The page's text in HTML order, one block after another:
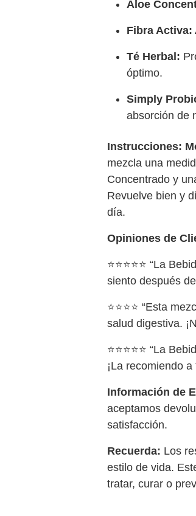
Aloe
Fibra Activa:
Té Herbal:
óptimo.
Simply
absorción de
Instrucciones:
mezcla una
Concentrado y
Revuelve bien y
día.
Opiniones de
⭐⭐⭐⭐⭐ “La
siento después
⭐⭐⭐⭐ “Esta
salud digestiva.
⭐⭐⭐⭐⭐ “La
¡La recomiendo
Información de
aceptamos
satisfacción.
Recuerda: Los
estilo de vida.
tratar, curar o